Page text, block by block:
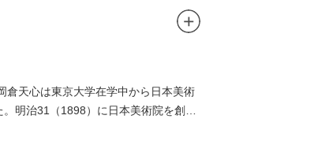
倉天心は東京大学在学中から日本美術
明治31（1898）に日本美術院を創設